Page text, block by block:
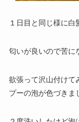
１日目と同じ様に白
匂いが良いので苦に
欲張って沢山付けて
プーの泡が色づきま